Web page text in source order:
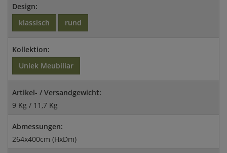
Design:
klassisch
rund
Kollektion:
Uniek Meubiliar
Artikel- / Versandgewicht:
9 Kg / 11,7 Kg
Abmessungen:
264x400cm (HxDm)